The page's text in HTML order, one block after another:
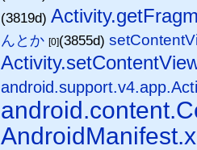
(3819d)
んとか [0](3855d)